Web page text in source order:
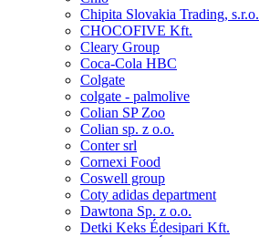
Chipita Slovakia Trading, s.r.o.
CHOCOFIVE Kft.
Cleary Group
Coca-Cola HBC
Colgate
colgate - palmolive
Colian SP Zoo
Colian sp. z o.o.
Conter srl
Cornexi Food
Coswell group
Coty adidas department
Dawtona Sp. z o.o.
Detki Keks Édesipari Kft.